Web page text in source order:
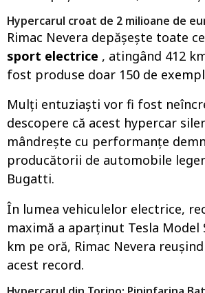
Hypercarul croat de 2 milioane de
Rimac Nevera depășește toate
sport electrice , atingând 412
fost produse doar 150 de
Mulți entuziaști vor fi fost
descopere că acest hypercar
mândrește cu performanțe
producătorii de automobile
Bugatti.
În lumea vehiculelor electrice,
maximă a aparținut Tesla Model
km pe oră, Rimac Nevera
acest record.